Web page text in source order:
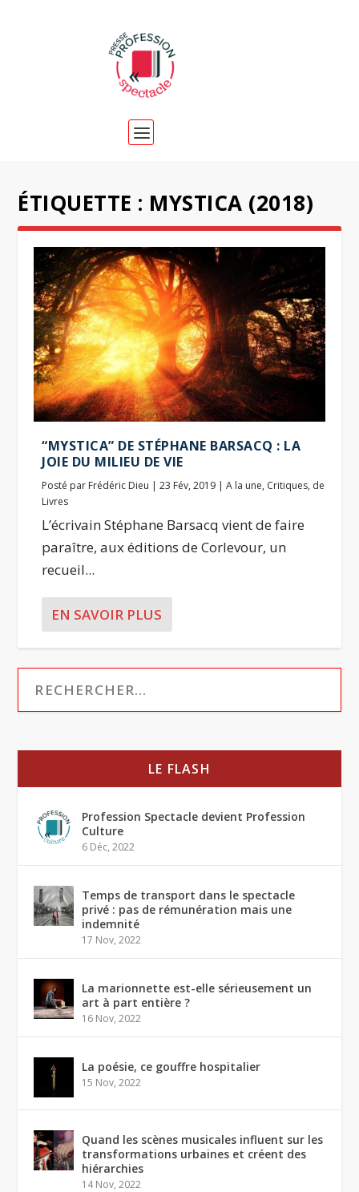
ÉTIQUETTE : MYSTICA (2018)
“MYSTICA” DE STÉPHANE BARSACQ : LA
JOIE DU MILIEU DE VIE
Posté par Frédéric Dieu |23 Fév, 2019 |A la une, Critiques, de
Livres
L’écrivain Stéphane Barsacq vient de faire
paraître, aux éditions de Corlevour, un
recueil...
EN SAVOIR PLUS
LE FLASH
Profession Spectacle devient Profession
Culture
6 Déc, 2022
Temps de transport dans le spectacle
privé : pas de rémunération mais une
indemnité
17 Nov, 2022
La marionnette est-elle sérieusement un
art à part entière ?
16 Nov, 2022
La poésie, ce gouffre hospitalier
15 Nov, 2022
Quand les scènes musicales influent sur les
transformations urbaines et créent des
hiérarchies
14 Nov, 2022